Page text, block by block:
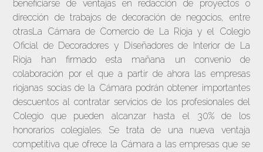
beneficiarse de ventajas en redacción de proyectos o
dirección de trabajos de decoración de negocios, entre
otrasLa Cámara de Comercio de La Rioja y el Colegio
Oficial de Decoradores y Diseñadores de Interior de La
Rioja han firmado esta mañana un convenio de
colaboración por el que a partir de ahora las empresas
riojanas socias de la Cámara podrán obtener importantes
descuentos al contratar servicios de los profesionales del
Colegio que pueden alcanzar hasta el 30% de los
honorarios colegiales. Se trata de una nueva ventaja
competitiva que ofrece la Cámara a las empresas que se